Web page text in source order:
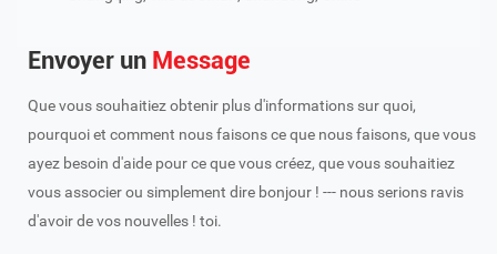
Envoyer un Message
Que vous souhaitiez obtenir plus d'informations sur quoi,
pourquoi et comment nous faisons ce que nous faisons, que vous
ayez besoin d'aide pour ce que vous créez, que vous souhaitiez
vous associer ou simplement dire bonjour ! --- nous serions ravis
d'avoir de vos nouvelles ! toi.